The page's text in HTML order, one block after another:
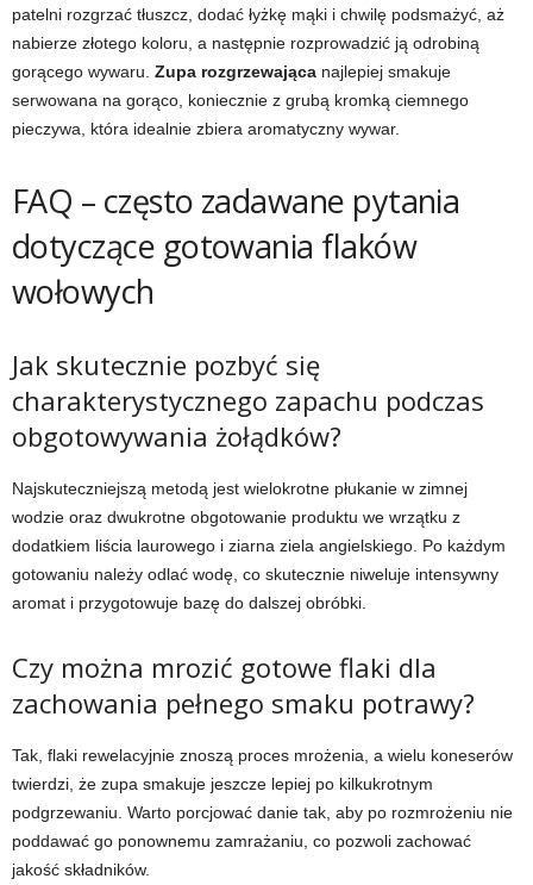
patelni rozgrzać tłuszcz, dodać łyżkę mąki i chwilę podsmażyć, aż
nabierze złotego koloru, a następnie rozprowadzić ją odrobiną
gorącego wywaru. Zupa rozgrzewająca najlepiej smakuje
serwowana na gorąco, koniecznie z grubą kromką ciemnego
pieczywa, która idealnie zbiera aromatyczny wywar.
FAQ – często zadawane pytania
dotyczące gotowania flaków
wołowych
Jak skutecznie pozbyć się
charakterystycznego zapachu podczas
obgotowywania żołądków?
Najskuteczniejszą metodą jest wielokrotne płukanie w zimnej
wodzie oraz dwukrotne obgotowanie produktu we wrzątku z
dodatkiem liścia laurowego i ziarna ziela angielskiego. Po każdym
gotowaniu należy odlać wodę, co skutecznie niweluje intensywny
aromat i przygotowuje bazę do dalszej obróbki.
Czy można mrozić gotowe flaki dla
zachowania pełnego smaku potrawy?
Tak, flaki rewelacyjnie znoszą proces mrożenia, a wielu koneserów
twierdzi, że zupa smakuje jeszcze lepiej po kilkukrotnym
podgrzewaniu. Warto porcjować danie tak, aby po rozmrożeniu nie
poddawać go ponownemu zamrażaniu, co pozwoli zachować
jakość składników.